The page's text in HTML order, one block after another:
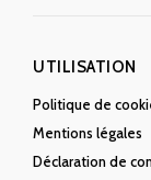
UTILISATION
Politique de
Mentions légales
Déclaration de